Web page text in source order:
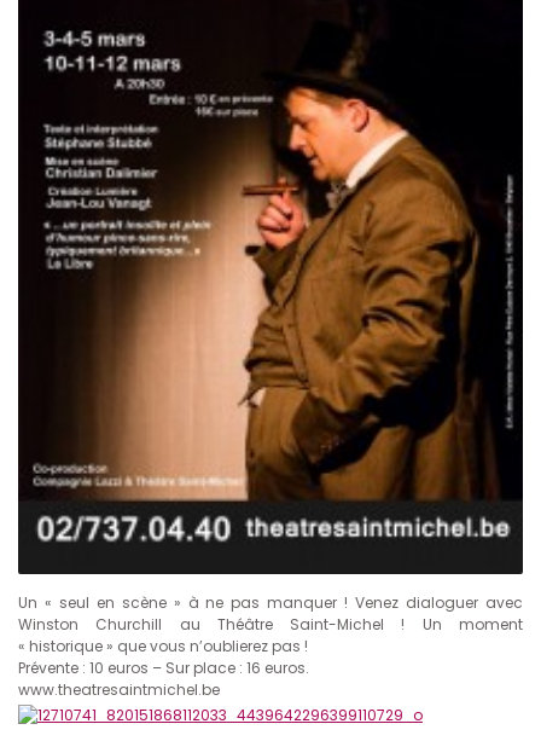
Un « seul en scène » à ne pas manquer ! Venez dialoguer avec
Winston Churchill au Théâtre Saint-Michel ! Un moment
« historique » que vous n’oublierez pas !
Prévente : 10 euros – Sur place : 16 euros.
www.theatresaintmichel.be